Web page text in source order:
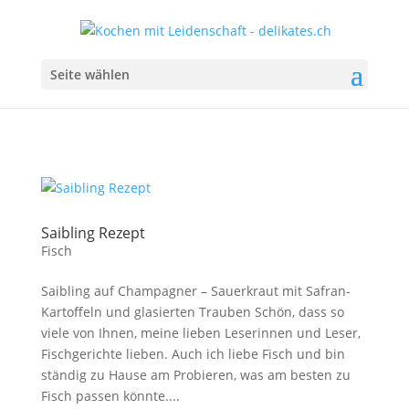
Seite wählen
Saibling Rezept
Fisch
Saibling auf Champagner – Sauerkraut mit Safran-
Kartoffeln und glasierten Trauben Schön, dass so
viele von Ihnen, meine lieben Leserinnen und Leser,
Fischgerichte lieben. Auch ich liebe Fisch und bin
ständig zu Hause am Probieren, was am besten zu
Fisch passen könnte....